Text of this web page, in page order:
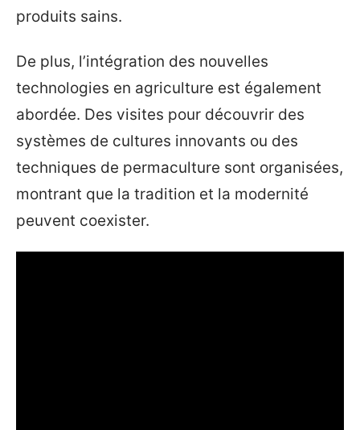
produits sains.
De plus, l’intégration des nouvelles
technologies en agriculture est également
abordée. Des visites pour découvrir des
systèmes de cultures innovants ou des
techniques de permaculture sont organisées,
montrant que la tradition et la modernité
peuvent coexister.